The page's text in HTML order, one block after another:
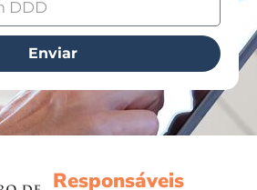
Enviar
Responsáveis